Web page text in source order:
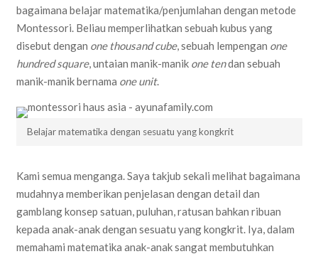
bagaimana belajar matematika/penjumlahan dengan metode
Montessori. Beliau memperlihatkan sebuah kubus yang
disebut dengan one thousand cube, sebuah lempengan one
hundred square, untaian manik-manik one tendan sebuah
manik-manik bernama one unit.
Belajar matematika dengan sesuatu yang kongkrit
Kami semua menganga. Saya takjub sekali melihat bagaimana
mudahnya memberikan penjelasan dengan detail dan
gamblang konsep satuan, puluhan, ratusan bahkan ribuan
kepada anak-anak dengan sesuatu yang kongkrit. Iya, dalam
memahami matematika anak-anak sangat membutuhkan